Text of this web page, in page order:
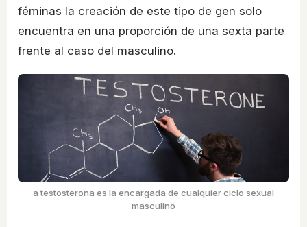
féminas la creación de este tipo de gen solo
encuentra en una proporción de una sexta parte
frente al caso del masculino.
a testosterona es la encargada de cualquier ciclo sexual
masculino